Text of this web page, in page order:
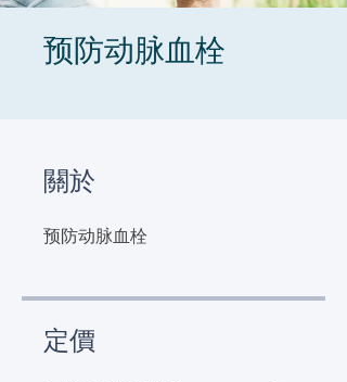
预防动脉血栓
關於
预防动脉血栓
定價